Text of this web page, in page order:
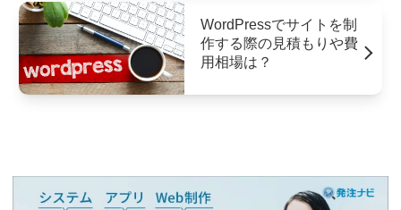
WordPressでサイトを制
作する際の見積もりや費
用相場は？